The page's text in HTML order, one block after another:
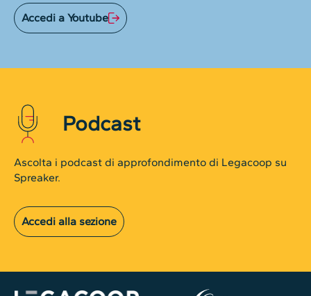
Accedi a Youtube
Podcast
Ascolta i podcast di approfondimento di Legacoop su
Spreaker.
Accedi alla sezione